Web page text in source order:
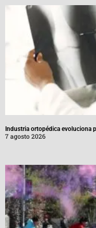
Industria ortopédica evoluciona
7 agosto 2026